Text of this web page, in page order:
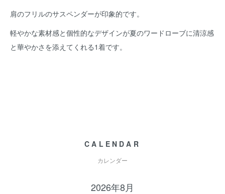
肩のフリルのサスペンダーが印象的です。
軽やかな素材感と個性的なデザインが夏のワードローブに清涼感
と華やかさを添えてくれる1着です。
CALENDAR
カレンダー
2026年8月